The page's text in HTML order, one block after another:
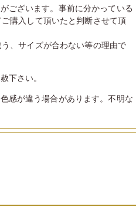
ございます。事前に分かっている
購入して頂いたと判断させて頂
、サイズが合わない等の理由で
下さい。
感が違う場合があります。不明な